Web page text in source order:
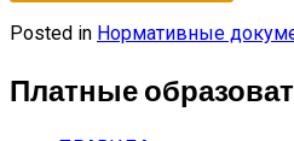
Posted in Нормативные
Платные